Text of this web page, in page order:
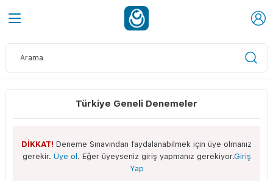
Türkiye Geneli Denemeler
DİKKAT! Deneme Sınavından faydalanabilmek için üye olmanız
gerekir. Üye ol . Eğer üyeyseniz giriş yapmanız gerekiyor.Giriş
Yap